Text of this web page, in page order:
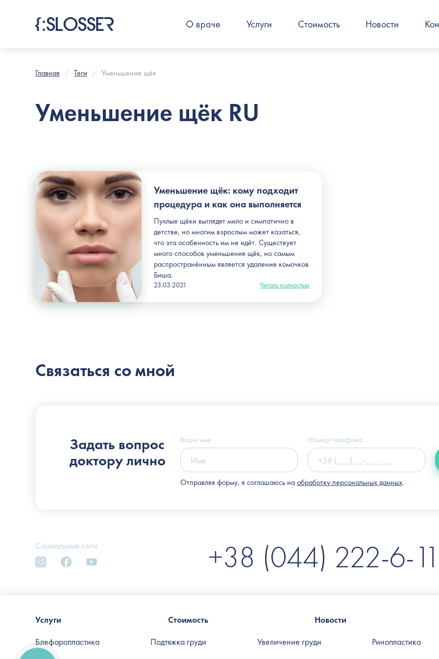
О враче Услуги Стоимость Новости
Главная Теги Уменьшение щёк
Уменьшение щёк RU
Уменьшение щёк: кому подходит
процедура и как она выполняется
Пухлые щёки выглядят мило и симпатично в
детстве, но многим взрослым может казаться,
что эта особенность им не идёт. Существует
много способов уменьшения щёк, но самым
распространённым является удаление комочков
Биша.
23.03.2021 Читать полностью
Связаться со мной
Задать вопрос
доктору лично
Ваше имя Номер телефона
Отправляя форму, я соглашаюсь наобработку персональных данных.
Социальные сети +38 (044) 222-6-
Услуги Стоимость Новости
Блефаропластика
Подтяжка груди Увеличение груди Ринопластика